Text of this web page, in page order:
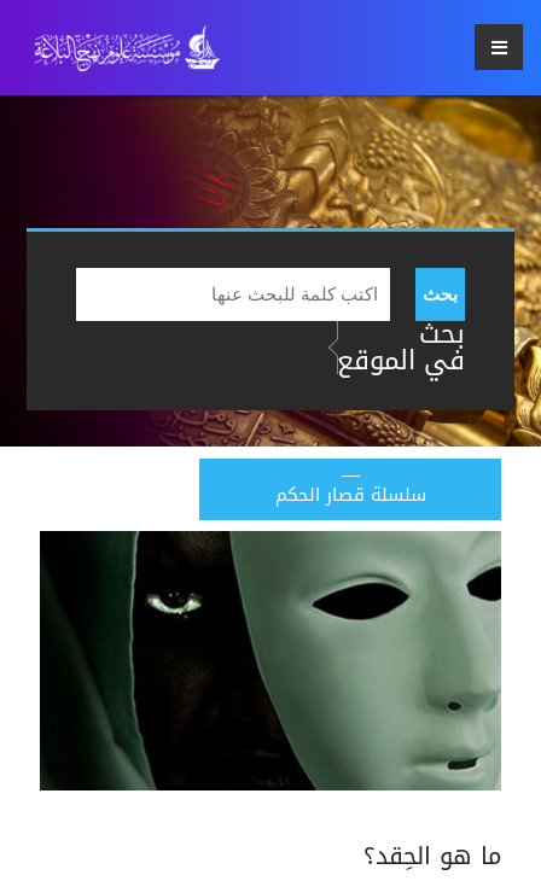
بحث
بحث
في الموقع
سلسلة قصار الحكم
ما هو الحِقد؟